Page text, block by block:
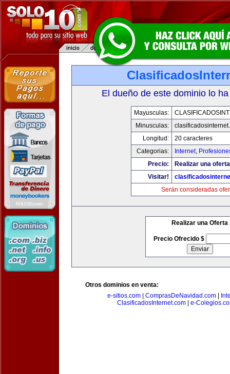
El dueño de este dominio lo
Mayusculas:
Minusculas:
Longitud:
20 caracteres
Categorias:
Internet,
Precio:
Realizar una
Visitar!
Serán consideradas
Realizar una Oferta
Precio Ofrecido $
Otros dominios en venta:
e-sitios.com| ComprasDeNavidad.com|
ClasificadosInternet.com| e-